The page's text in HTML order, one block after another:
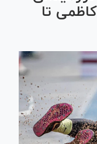
تا